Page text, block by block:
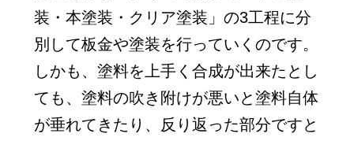
装・本塗装・クリア塗装」の3工程に分
別して板金や塗装を行っていくのです。
しかも、塗料を上手く合成が出来たとし
ても、塗料の吹き附けが悪いと塗料自体
が垂れてきたり、反り返った部分ですと